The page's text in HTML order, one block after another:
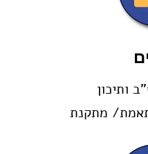
ותיכון
מתקנת